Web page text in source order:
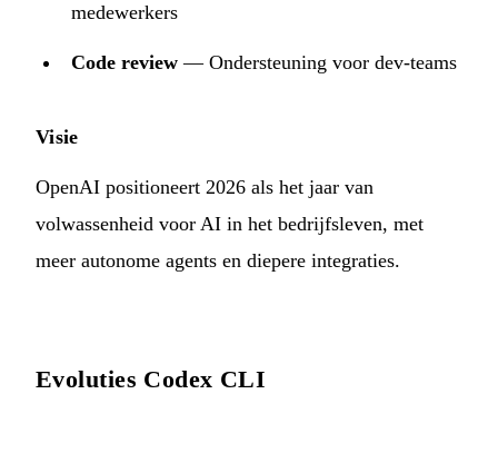
medewerkers
Code review — Ondersteuning voor dev-teams
Visie
OpenAI positioneert 2026 als het jaar van
volwassenheid voor AI in het bedrijfsleven, met
meer autonome agents en diepere integraties.
Evoluties Codex CLI